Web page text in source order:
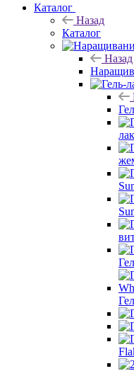
Каталог
Назад
Каталог
Назад